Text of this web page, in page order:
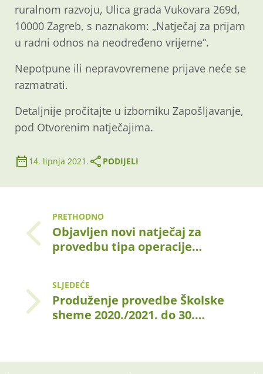
ruralnom razvoju, Ulica grada Vukovara 269d,
10000 Zagreb, s naznakom: „Natječaj za prijam
u radni odnos na neodređeno vrijeme“.
Nepotpune ili nepravovremene prijave neće se
razmatrati.
Detaljnije pročitajte u izborniku Zapošljavanje,
pod Otvorenim natječajima.
14. lipnja 2021. PODIJELI
PRETHODNO
Objavljen novi natječaj za
provedbu tipa operacije…
SLJEDEĆE
Produženje provedbe Školske
sheme 2020./2021. do 30.…